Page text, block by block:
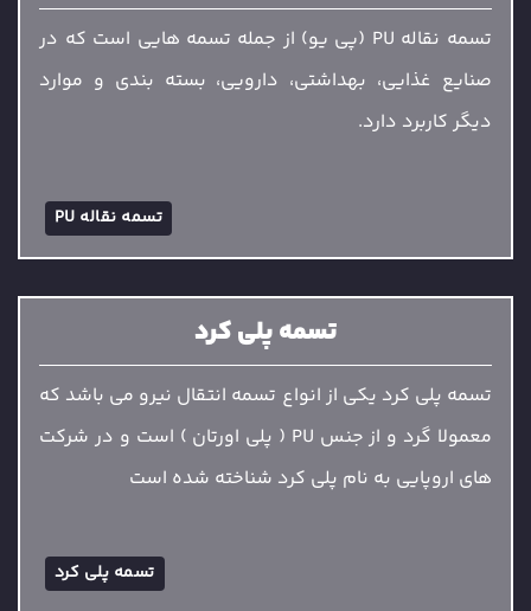
تسمه نقاله PU (پی یو) از جمله تسمه هایی است که در
صنایع غذایی، بهداشتی، دارویی، بسته بندی و موارد
دیگر کاربرد دارد.
تسمه نقاله PU
تسمه پلی کرد
تسمه پلی کرد یکی از انواع تسمه انتقال نیرو می باشد که
معمولا گرد و از جنس PU ( پلی اورتان ) است و در شرکت
های اروپایی به نام پلی کرد شناخته شده است
تسمه پلی کرد